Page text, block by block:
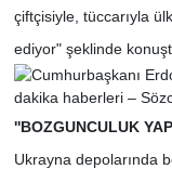
çiftçisiyle, tüccarıyla
ediyor" şeklinde
''BOZGUNCULUK
Ukrayna depolarında